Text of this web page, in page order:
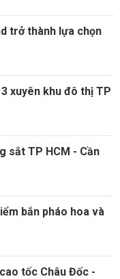
trở thành lựa chọn
xuyên khu đô thị TP
sắt TP HCM - Cần
bắn pháo hoa và
tốc Châu Đốc -